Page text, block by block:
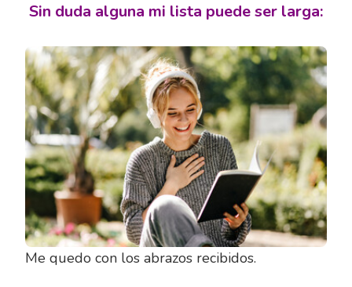
Sin duda alguna mi lista puede ser larga:
Me quedo con los abrazos recibidos.